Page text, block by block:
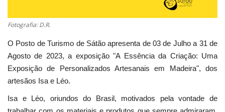
Fotografia: D.R.
O Posto de Turismo de Sátão apresenta de 03 de Julho a 31 de
Agosto de 2023, a exposição "A Essência da Criação: Uma
Exposição de Personalizados Artesanais em Madeira", dos
artesãos Isa e Léo.
Isa e Léo, oriundos do Brasil, motivados pela vontade de